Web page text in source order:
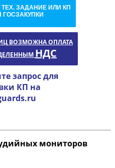
ЗАДАНИЕ ИЛИ КП
ГОСЗАКУПКИ
ВОЗМОЖНА ОПЛАТА
НДС
запрос для
КП на
мониторов